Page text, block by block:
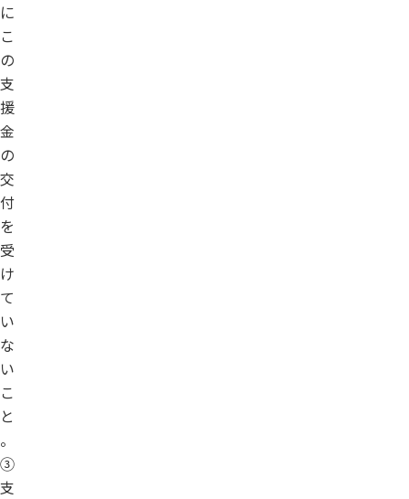
に
こ
の
支
援
金
の
交
付
を
受
け
て
い
な
い
こ
と
。
③
支